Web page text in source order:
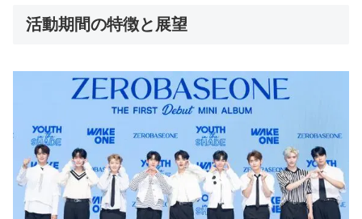
活動期間の特徴と展望